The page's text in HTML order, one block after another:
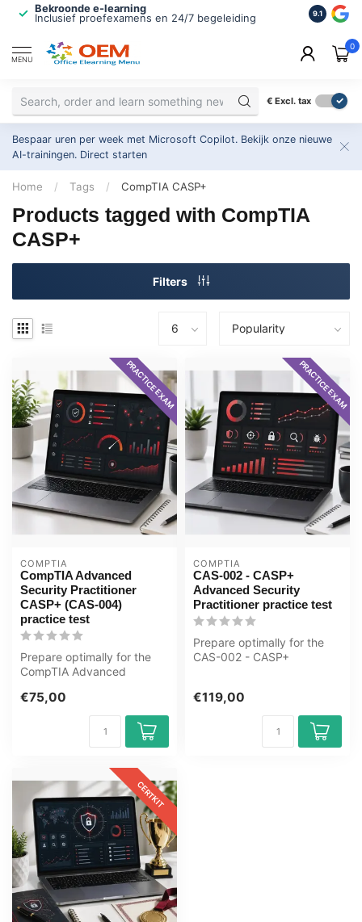
Bekroonde e-learning
Inclusief proefexamens en 24/7 begeleiding
ISO
2.500+
9.1
MENU
0
€ Excl. tax
Bespaar uren per week met Microsoft Copilot. Bekijk onze nieuwe
AI-trainingen. Direct starten
Home / Tags / CompTIA CASP+
Products tagged with CompTIA
CASP+
Filters
PRACTICE EXAM
COMPTIA
CompTIA Advanced
Security Practitioner
CASP+ (CAS-004)
practice test
Prepare optimally for the
CompTIA Advanced
(CAS-004)...
€75,00
PRACTICE EXAM
COMPTIA
CAS-002 - CASP+
Advanced Security
Practitioner practice test
Prepare optimally for the
CAS-002 - CASP+
€119,00
CERTKIT